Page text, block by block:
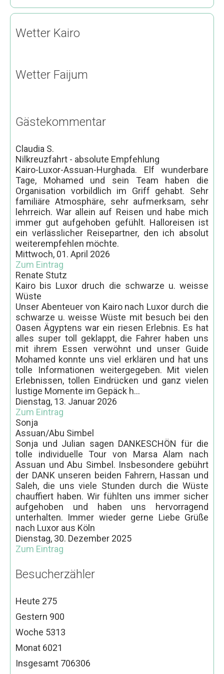
Nassersee Kreuzfahrten
4 Tage Nassersee Kreuzfahrt
Hurghada
Sharm El Naga per Kleinbus
Bootsausflüge rotes Meer
Delphin Tour
Giftun Insel
Paradies Insel
Meer und Sterne
Tauchen am Riff
Ausflüge in die Wüste
Mit Quadrunnern durch die Wüste
Ausflüge nach Luxor
Luxor 1 Tag mit dem Kleinbus
Luxor 2 Tage mit dem Kleinbus
Ausflüge nach Kairo
Kairo 1 oder 2 Tage per Flug
Kairo 1 Tag mit dem Kleinbus
Kairo 2 Tage mit dem Kleinbus
Kairo und die Oase Fayum 3 Tage
Kairo und Alexandria 3 Tage
Abu Simbel und Assuan Individuell
Ab Luxor
Karnak und Luxor Tempel
Tal der Könige und Hatschepsut Tempel
Erlebnistour Theben west
Esna & Edfu Tempel
Kamelreiten in Theben West
Ab Assuan
Wetter Kairo
Wetter Faijum
Gästekommentar
Claudia S.
Nilkreuzfahrt - absolute Empfehlung
Kairo-Luxor-Assuan-Hurghada. Elf wunderbare
Tage, Mohamed und sein Team haben die
Organisation vorbildlich im Griff gehabt. Sehr
familiäre Atmosphäre, sehr aufmerksam, sehr
lehrreich. War allein auf Reisen und habe mich
immer gut aufgehoben gefühlt. Halloreisen ist
ein verlässlicher Reisepartner, den ich absolut
weiterempfehlen möchte.
Mittwoch, 01. April 2026
Zum Eintrag
Renate Stutz
Kairo bis Luxor druch die schwarze u. weisse
Wüste
Unser Abenteuer von Kairo nach Luxor durch die
schwarze u. weisse Wüste mit besuch bei den
Oasen Ägyptens war ein riesen Erlebnis. Es hat
alles super toll geklappt, die Fahrer haben uns
mit ihrem Essen verwöhnt und unser Guide
Mohamed konnte uns viel erklären und hat uns
tolle Informationen weitergegeben. Mit vielen
Erlebnissen, tollen Eindrücken und ganz vielen
lustige Momente im Gepäck h...
Dienstag, 13. Januar 2026
Zum Eintrag
Sonja
Assuan/Abu Simbel
Sonja und Julian sagen DANKESCHÖN für die
tolle individuelle Tour von Marsa Alam nach
Assuan und Abu Simbel. Insbesondere gebührt
der DANK unseren beiden Fahrern, Hassan und
Saleh, die uns viele Stunden durch die Wüste
chauffiert haben. Wir fühlten uns immer sicher
aufgehoben und haben uns hervorragend
unterhalten. Immer wieder gerne Liebe Grüße
nach Luxor aus Köln
Dienstag, 30. Dezember 2025
Zum Eintrag
Besucherzähler
Heute 275
Gestern 900
Woche 5313
Monat 6021
Insgesamt 706306